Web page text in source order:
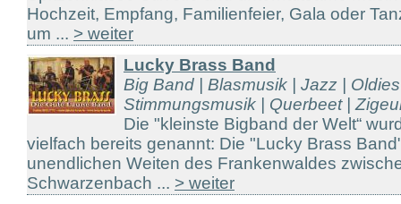
Hochzeit, Empfang, Familienfeier, Gala oder
um ... > weiter
Lucky Brass Band
Big Band | Blasmusik | Jazz |
Stimmungsmusik | Querbeet |
Die "kleinste Bigband der Welt“
vielfach bereits genannt: Die "Lucky Brass
unendlichen Weiten des Frankenwaldes
Schwarzenbach ... > weiter